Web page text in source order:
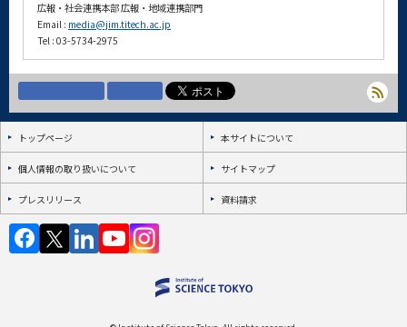
広報・社会連携本部 広報・地域連携部門
Email : media@jim.titech.ac.jp
Tel : 03-5734-2975
トップページ 本サイトについて
個人情報の取り扱いについて サイトマップ
プレスリリース 資料請求